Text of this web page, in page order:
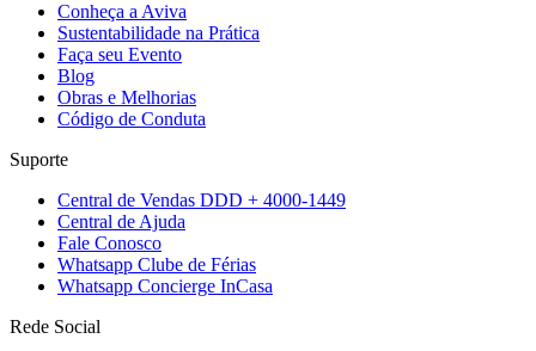
Conheça a Aviva
Sustentabilidade na Prática
Faça seu Evento
Blog
Obras e Melhorias
Código de Conduta
Suporte
Central de Vendas DDD + 4000-1449
Central de Ajuda
Fale Conosco
Whatsapp Clube de Férias
Whatsapp Concierge InCasa
Rede Social